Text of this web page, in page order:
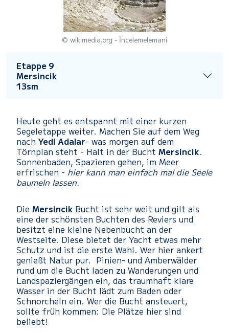
© wikimedia.org - İncelemelemani
Etappe 9
Mersincik
13sm
Heute geht es entspannt mit einer kurzen
Segeletappe weiter. Machen Sie auf dem Weg
nach Yedi Adalar- was morgen auf dem
Törnplan steht - Halt in der Bucht Mersincik.
Sonnenbaden, Spazieren gehen, im Meer
erfrischen - hier kann man einfach mal die Seele
baumeln lassen.
Die Mersincik Bucht ist sehr weit und gilt als
eine der schönsten Buchten des Reviers und
besitzt eine kleine Nebenbucht an der
Westseite. Diese bietet der Yacht etwas mehr
Schutz und ist die erste Wahl. Wer hier ankert
genießt Natur pur. Pinien- und Amberwälder
rund um die Bucht laden zu Wanderungen und
Landspaziergängen ein, das traumhaft klare
Wasser in der Bucht lädt zum Baden oder
Schnorcheln ein. Wer die Bucht ansteuert,
sollte früh kommen: Die Plätze hier sind
beliebt!